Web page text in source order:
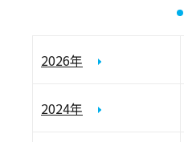
2026年
2024年